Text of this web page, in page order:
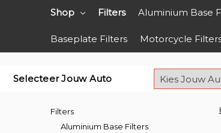
Shop Filters Aluminium Base
Baseplate Filters Motorcycle
Selecteer Jouw Auto
Filters
Aluminium Base Filters